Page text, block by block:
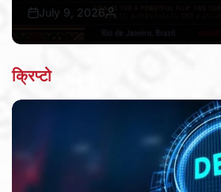
Post
July 9, 2026
By:
क्रिप्टो